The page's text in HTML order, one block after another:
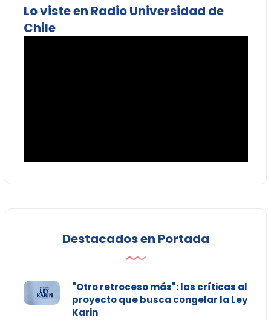
Lo viste en Radio Universidad de
Chile
Destacados en Portada
"Otro retroceso más": las críticas al
proyecto que busca congelar la Ley
Karin